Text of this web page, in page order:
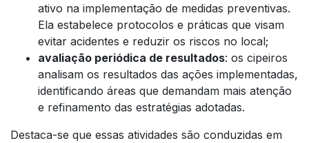
ativo na implementação de medidas preventivas.
Ela estabelece protocolos e práticas que visam
evitar acidentes e reduzir os riscos no local;
avaliação periódica de resultados: os cipeiros
analisam os resultados das ações implementadas,
identificando áreas que demandam mais atenção
e refinamento das estratégias adotadas.
Destaca-se que essas atividades são conduzidas em